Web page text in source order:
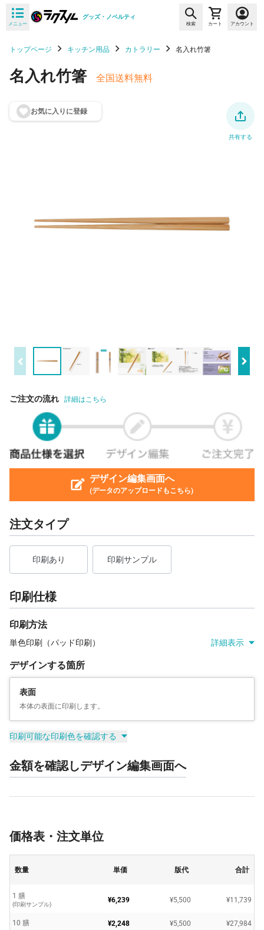
メニュー
グッズ・ノベルティ
検索 カート アカウント
トップページ キッチン用品 カトラリー 名入れ竹箸
名入れ竹箸 全国送料無料
お気に入りに登録
共有する
ご注文の流れ 詳細はこちら
デザイン編集画面へ
(データのアップロードもこちら)
注文タイプ
印刷あり 印刷サンプル
印刷仕様
印刷方法
単色印刷（パッド印刷） 詳細表示
デザインする箇所
表面
本体の表面に印刷します。
印刷可能な印刷色を確認する
金額を確認しデザイン編集画面へ
価格表・注文単位
数量 単価 版代 合計
1 膳
(印刷サンプル)
¥6,239 ¥5,500 ¥11,739
10 膳 ¥2,248 ¥5,500 ¥27,984